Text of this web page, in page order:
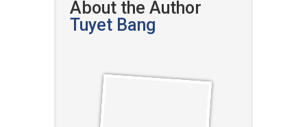
About the Author
Tuyet Bang